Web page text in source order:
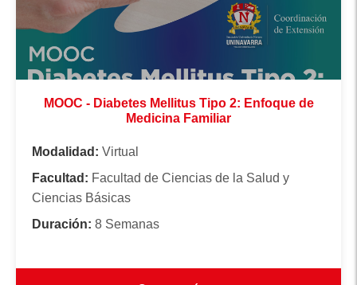
MOOC - Diabetes Mellitus Tipo 2: Enfoque de
Medicina Familiar
Modalidad: Virtual
Facultad: Facultad de Ciencias de la Salud y
Ciencias Básicas
Duración: 8 Semanas